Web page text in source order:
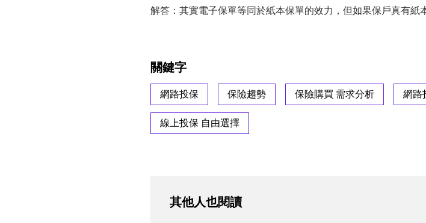
解答：其實電子保單等同於紙本保單的效力，但如果保戶真有紙
關鍵字
網路投保 保險趨勢 保險購買 需求分析 網路
線上投保 自由選擇
其他人也閱讀